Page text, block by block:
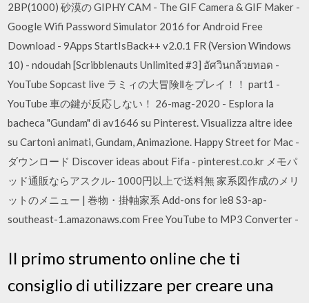
2BP(1000) 砂漠の GIPHY CAM - The GIF Camera & GIF Maker -
Google Wifi Password Simulator 2016 for Android Free
Download - 9Apps StartIsBack++ v2.0.1 FR (Version Windows
10) - ndoudah [Scribblenauts Unlimited #3] อัศวินกล้วยทอด -
YouTube Sopcast live ラミィの大冒険Ⅱをプレイ！！ part1 -
YouTube 車の鍵が反応しない！ 26-mag-2020 - Esplora la
bacheca "Gundam" di av1646 su Pinterest. Visualizza altre idee
su Cartoni animati, Gundam, Animazione. Happy Street for Mac -
ダウンロード Discover ideas about Fifa - pinterest.co.kr メモパ
ッド通販ならアスクル- 1000円以上で送料無 家系図作成のメリ
ットのメニュー | 巻物・掛軸家系 Add-ons for ie8 S3-ap-
southeast-1.amazonaws.com Free YouTube to MP3 Converter -
Il primo strumento online che ti
consiglio di utilizzare per creare una